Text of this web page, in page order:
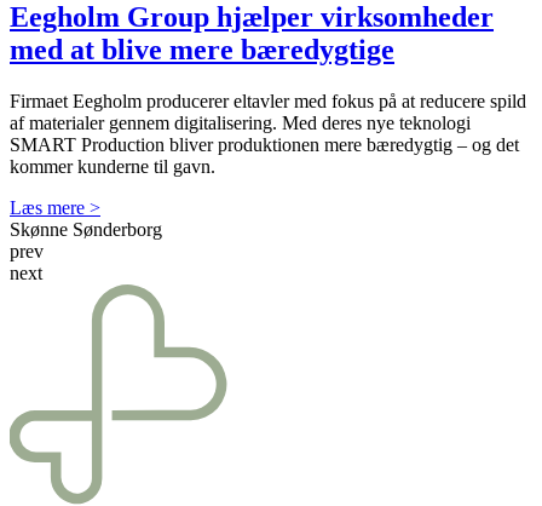
Eegholm Group hjælper virksomheder
med at blive mere bæredygtige
Firmaet Eegholm producerer eltavler med fokus på at reducere spild
af materialer gennem digitalisering. Med deres nye teknologi
SMART Production bliver produktionen mere bæredygtig – og det
kommer kunderne til gavn.
Læs mere >
Skønne Sønderborg
prev
next